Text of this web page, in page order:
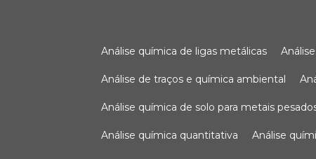
análise química de ligas metálicas
análise de traços e química ambiental
análise química de solo para metais
análise química quantitativa análise